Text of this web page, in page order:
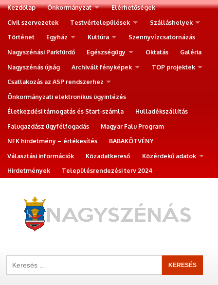
Kezdőlap Önkormányzat
Elérhetőségek
Civil szervezetek
Testvértelepülések
Szálláshelyek
Történet
Egyház Kultúra
Szennyvízcsatornázás
Nagyszénási Parkfürdő
Egészségügy Oktatás
Galéria
Nagyszénás újság
Archivált fényképek
TOP projektek
Csatlakozás az ASP rendszerhez
Önkormányzati elektronikus ügyintézés
Életkezdési támogatás és Start-számla
Hulladékszállítás
Falugazdász ügyfélfogadás
Magyar Falu Program
NFK hirdetmény – értékesítés
BABAKÖTVÉNY
Választási információk
Közadatkereső
Közérdekű adatok
Hirdetmények
Településrendezési terv 2024